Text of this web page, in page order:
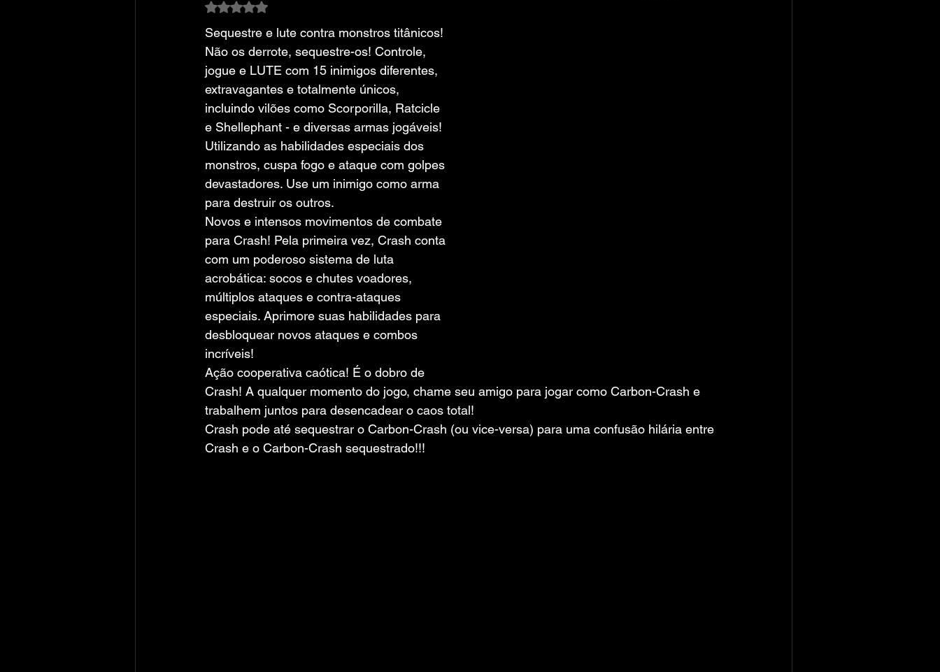
Avaliado com NaN de 5 estrelas.
Sequestre e lute contra monstros titânicos!
Não os derrote, sequestre-os! Controle,
jogue e LUTE com 15 inimigos diferentes,
extravagantes e totalmente únicos,
incluindo vilões como Scorporilla, Ratcicle
e Shellephant - e diversas armas jogáveis!
Utilizando as habilidades especiais dos
monstros, cuspa fogo e ataque com golpes
devastadores. Use um inimigo como arma
para destruir os outros.
Novos e intensos movimentos de combate
para Crash! Pela primeira vez, Crash conta
com um poderoso sistema de luta
acrobática: socos e chutes voadores,
múltiplos ataques e contra-ataques
especiais. Aprimore suas habilidades para
desbloquear novos ataques e combos
incríveis!
Ação cooperativa caótica! É o dobro de
Crash! A qualquer momento do jogo, chame seu amigo para jogar como Carbon-Crash e
trabalhem juntos para desencadear o caos total!
Crash pode até sequestrar o Carbon-Crash (ou vice-versa) para uma confusão hilária entre
Crash e o Carbon-Crash sequestrado!!!